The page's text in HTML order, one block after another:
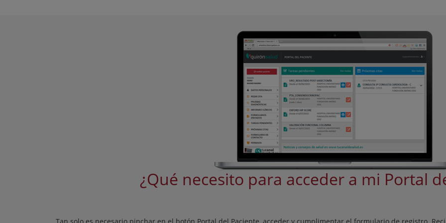
¿Qué necesito para acceder a mi Portal